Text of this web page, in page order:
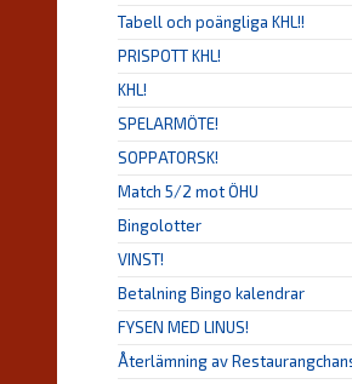
Tabell och poängliga KHL!!
PRISPOTT KHL!
KHL!
SPELARMÖTE!
SOPPATORSK!
Match 5/2 mot ÖHU
Bingolotter
VINST!
Betalning Bingo kalendrar
FYSEN MED LINUS!
Återlämning av